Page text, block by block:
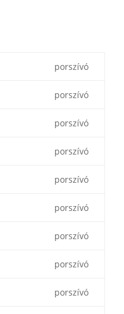
porszívó
porszívó
porszívó
porszívó
porszívó
porszívó
porszívó
porszívó
porszívó